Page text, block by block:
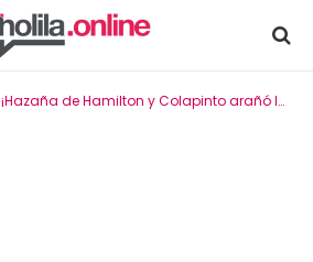
¡Hazaña de Hamilton y Colapinto arañó la gloria en Montmeló!